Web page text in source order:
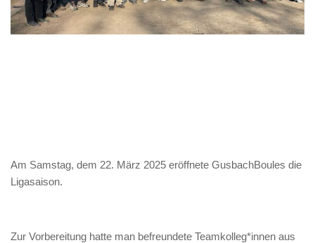
Am Samstag, dem 22. März 2025 eröffnete GusbachBoules die
Ligasaison.
Zur Vorbereitung hatte man befreundete Teamkolleg*innen aus